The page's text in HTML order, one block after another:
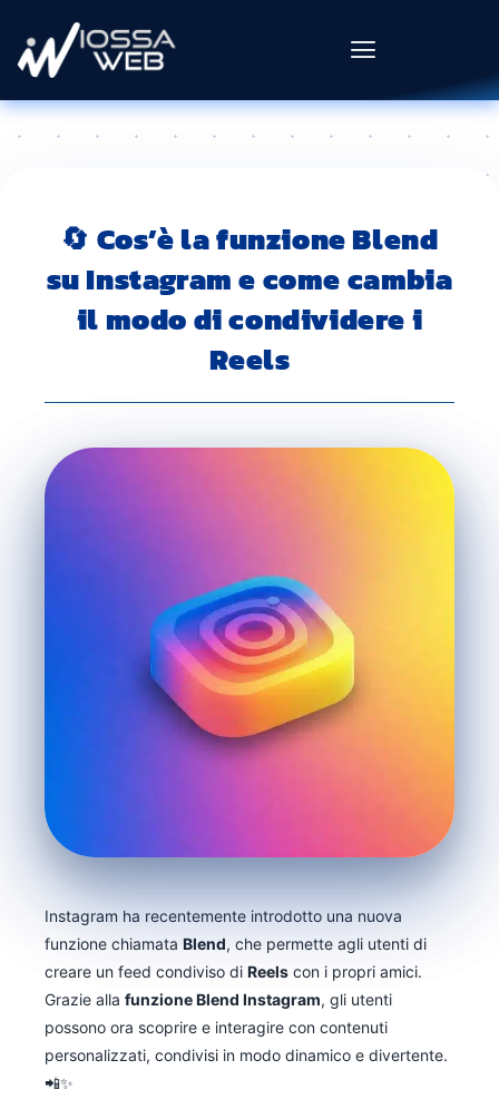
🔄 Cos’è la funzione Blend
su Instagram e come cambia
il modo di condividere i
Reels
Instagram ha recentemente introdotto una nuova
funzione chiamata Blend, che permette agli utenti di
creare un feed condiviso di Reels con i propri amici.
Grazie alla funzione Blend Instagram, gli utenti
possono ora scoprire e interagire con contenuti
personalizzati, condivisi in modo dinamico e divertente.
📲✨